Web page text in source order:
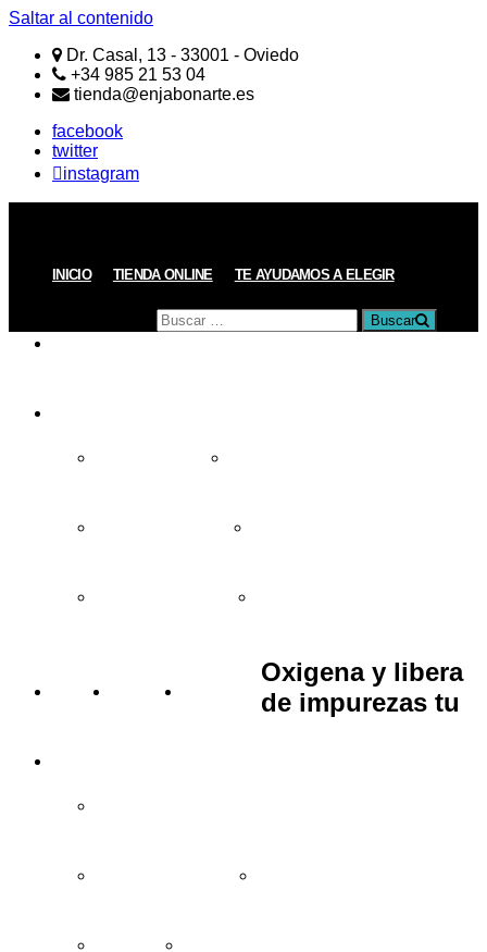
Saltar al contenido
Dr. Casal, 13 - 33001 - Oviedo
+34 985 21 53 04
tienda@enjabonarte.es
facebook
twitter
instagram
Artesanos
INICIO TIENDA ONLINE TE AYUDAMOS A ELEGIR
Buscar
Oxigena y libera
de impurezas tu